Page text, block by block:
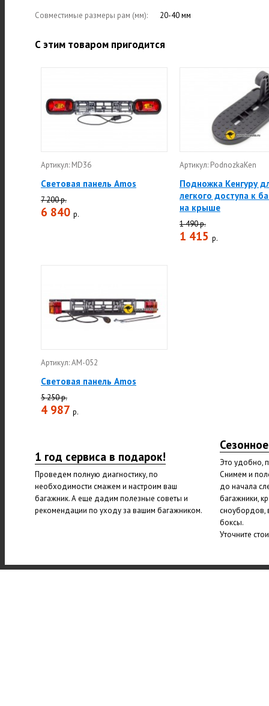
Совместимые размеры рам (мм): 20-40 мм
С этим товаром пригодится
Артикул: MD36
Световая панель Amos
7 200 р.
6 840 р.
Артикул: PodnozkaKen
Подножка Кенгуру
легкого доступа к
на крыше
1 490 р.
1 415 р.
Артикул: АМ-052
Световая панель Amos
5 250 р.
4 987 р.
1 год сервиса в подарок!
Проведем полную диагностику, по
необходимости смажем и настроим ваш
багажник. А еще дадим полезные советы и
рекомендации по уходу за вашим багажником.
Это удобно,
Снимем и
до начала
багажники,
сноубордов,
боксы.
Уточните